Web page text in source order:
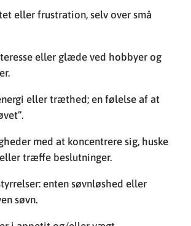
eller træthed; en følelse af at
med at koncentrere sig, huske
træffe beslutninger.
enten søvnløshed eller
søvn.
i appetit og/eller vægt.
som hovedpine, maveproblemer
smerte.